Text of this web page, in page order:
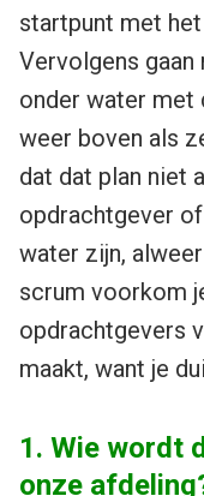
startpunt met
Vervolgens gaan
onder water met
weer boven als
dat dat plan niet
opdrachtgever
water zijn,
scrum voorkom
opdrachtgevers
maakt, want je
1. Wie wordt
onze